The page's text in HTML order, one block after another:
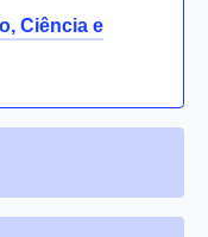
Ciência e